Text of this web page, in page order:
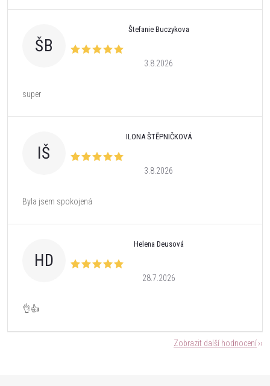
ŠB
Štefanie Buczykova
3.8.2026
super
IŠ
ILONA ŠTĚPNIČKOVÁ
3.8.2026
Byla jsem spokojená
HD
Helena Deusová
28.7.2026
👌👍
Zobrazit další hodnocení